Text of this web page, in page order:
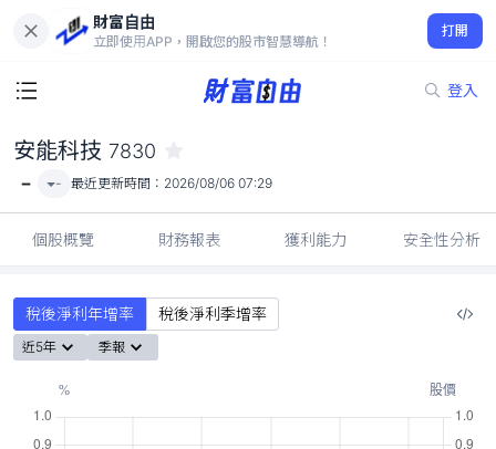
財富自由
立即使用APP，開啟您的股市智慧導航！
打開
登入
-
安能科技 7830
- - 最近更新時間： 2026/08/06 07:29
個股概覽 財務報表 獲利能力 安全性分析
稅後淨利年增率 稅後淨利季增率
近5年 季報